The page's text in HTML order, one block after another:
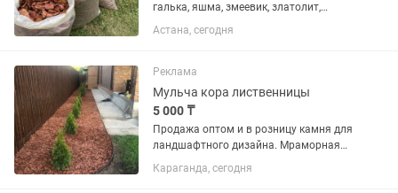
галька, яшма, змеевик, златолит,
доломит, фельзит, микс разноцветный
галька, серо-голубая, черный сланец,
жемчуг, серый жемчуг, красное...
Астана, сегодня
Реклама
Мульча кора лиственницы
5 000 ₸
Продажа оптом и в розницу камня для
ландшафтного дизайна. Мраморная
крошка, мраморная галька, Цветные
камни, Морская галька, речная галька,
Караганда, сегодня